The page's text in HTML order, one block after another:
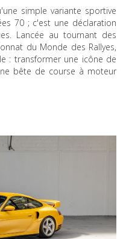
simple variante sportive
70 ; c'est une déclaration
Lancée au tournant des
du Monde des Rallyes,
: transformer une icône de
bête de course à moteur